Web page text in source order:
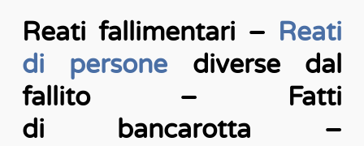
Reati fallimentari – Reati
di persone diverse dal
fallito – Fatti
di bancarotta –